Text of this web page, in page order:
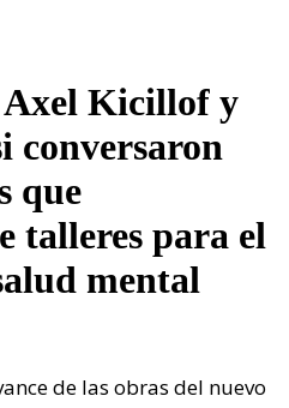
Axel Kicillof y
conversaron
que
talleres para el
mental
de las obras del nuevo